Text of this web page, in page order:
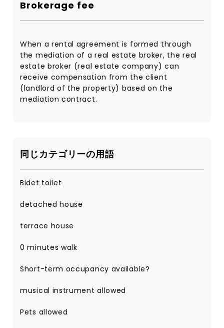
Brokerage fee
When a rental agreement is formed through
the mediation of a real estate broker, the real
estate broker (real estate company) can
receive compensation from the client
(landlord of the property) based on the
mediation contract.
同じカテゴリーの用語
Bidet toilet
detached house
terrace house
0 minutes walk
Short-term occupancy available?
musical instrument allowed
Pets allowed